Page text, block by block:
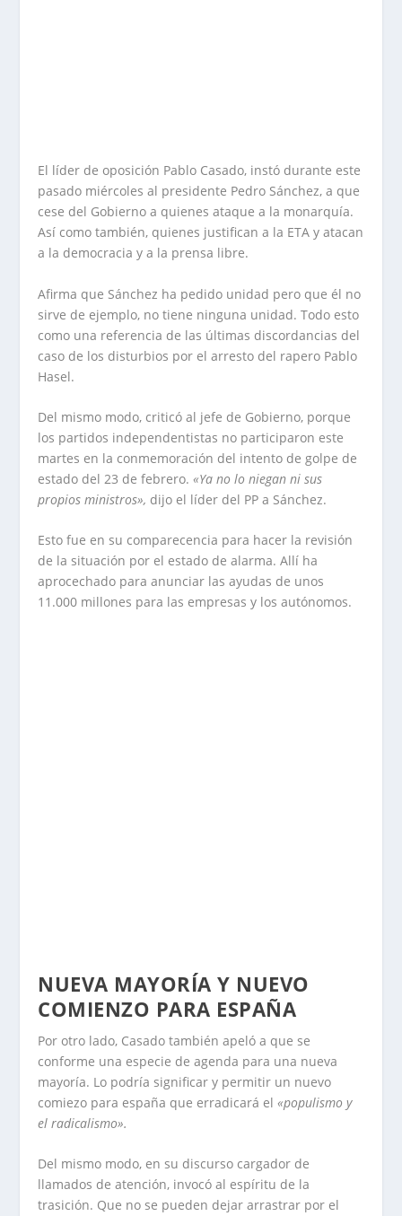
El líder de oposición Pablo Casado, instó durante este
pasado miércoles al presidente Pedro Sánchez, a que
cese del Gobierno a quienes ataque a la monarquía.
Así como también, quienes justifican a la ETA y atacan
a la democracia y a la prensa libre.
Afirma que Sánchez ha pedido unidad pero que él no
sirve de ejemplo, no tiene ninguna unidad. Todo esto
como una referencia de las últimas discordancias del
caso de los disturbios por el arresto del rapero Pablo
Hasel.
Del mismo modo, criticó al jefe de Gobierno, porque
los partidos independentistas no participaron este
martes en la conmemoración del intento de golpe de
estado del 23 de febrero.«Ya no lo niegan ni sus
propios ministros», dijo el líder del PP a Sánchez.
Esto fue en su comparecencia para hacer la revisión
de la situación por el estado de alarma. Allí ha
aprocechado para anunciar las ayudas de unos
11.000 millones para las empresas y los autónomos.
NUEVA MAYORÍA Y NUEVO
COMIENZO PARA ESPAÑA
Por otro lado, Casado también apeló a que se
conforme una especie de agenda para una nueva
mayoría. Lo podría significar y permitir un nuevo
comiezo para españa que erradicará el«populismo y
el radicalismo».
Del mismo modo, en su discurso cargador de
llamados de atención, invocó al espíritu de la
trasición. Que no se pueden dejar arrastrar por el